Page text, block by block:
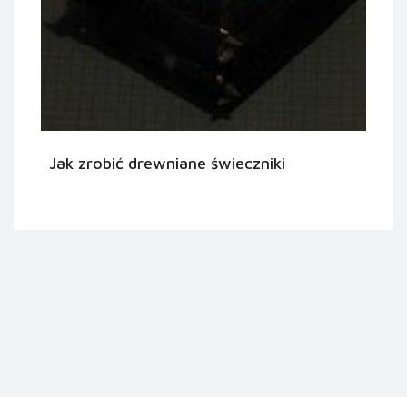
Jak zrobić drewniane świeczniki